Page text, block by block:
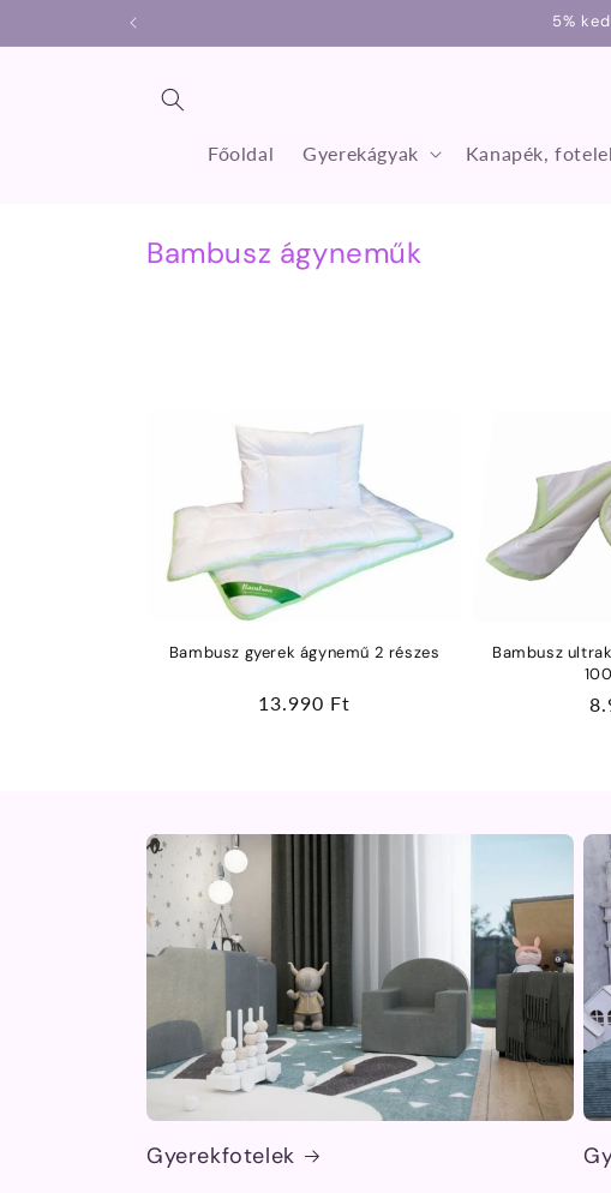
5%
Főoldal Gyerekágyak Kanapék,
K
Bambusz ágyneműk
Bambusz gyerek ágynemű 2 részes
Normál
13.990 Ft
Bambusz
Gyerekfotelek